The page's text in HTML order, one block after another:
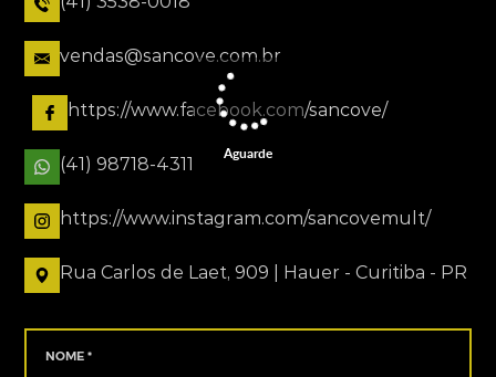
vendas@sancove.com.br
https://www.facebook.com/sancove/
(41) 98718-4311
https://www.instagram.com/sancovemult/
Rua Carlos de Laet, 909 | Hauer - Curitiba - PR
Aguarde